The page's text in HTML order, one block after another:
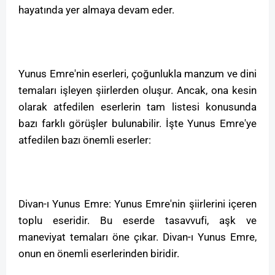
hayatında yer almaya devam eder.
Yunus Emre'nin eserleri, çoğunlukla manzum ve dini
temaları işleyen şiirlerden oluşur. Ancak, ona kesin
olarak atfedilen eserlerin tam listesi konusunda
bazı farklı görüşler bulunabilir. İşte Yunus Emre'ye
atfedilen bazı önemli eserler:
Divan-ı Yunus Emre: Yunus Emre'nin şiirlerini içeren
toplu eseridir. Bu eserde tasavvufi, aşk ve
maneviyat temaları öne çıkar. Divan-ı Yunus Emre,
onun en önemli eserlerinden biridir.